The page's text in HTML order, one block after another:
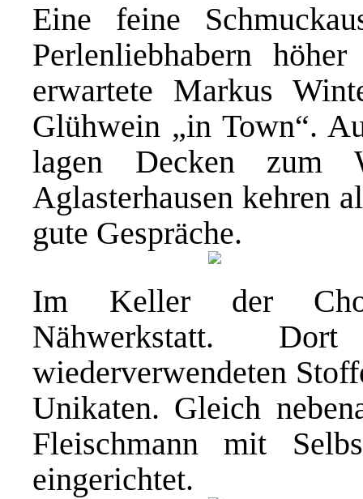
Eine feine
Perlenliebhabern
erwartete Markus
Glühwein „in Town“.
lagen Decken zum
Aglasterhausen kehren
gute Gespräche.
Im Keller der
Nähwerkstatt.
wiederverwendeten
Unikaten. Gleich
Fleischmann mit
eingerichtet.